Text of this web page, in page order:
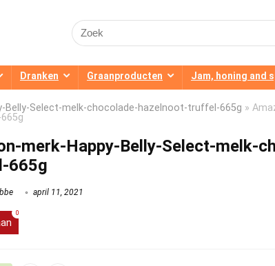
Search
for:
Dranken Graanproducten Jam, honing and
Belly-Select-melk-chocolade-hazelnoot-truffel-665g »
merk-Happy-Belly-Select-melk-
665g
april 11, 2021
0